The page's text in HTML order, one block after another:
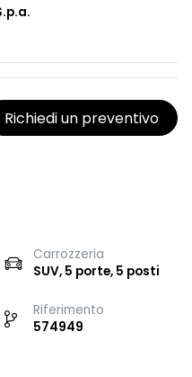
Richiedi un preventivo
Carrozzeria
SUV, 5 porte, 5 posti
Riferimento
574949